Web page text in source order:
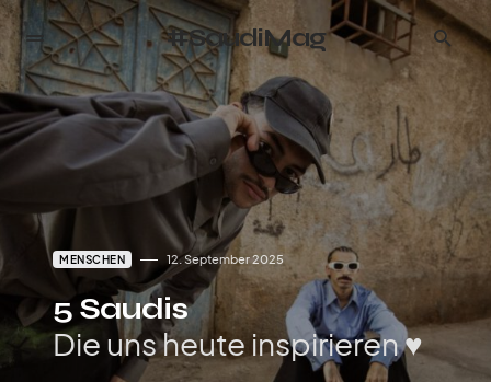
#SaudiMag
MENSCHEN 12. September 2025
5 Saudis
Die uns heute inspirieren ♥︎